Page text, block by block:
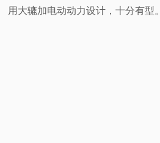
用大辘加电动动力设计，十分有型。